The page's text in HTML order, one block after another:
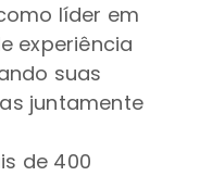
líder em
experiência
suas
juntamente
de 400